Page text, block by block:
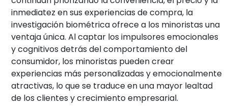
inmediatez en sus experiencias de compra, la
investigación biométrica ofrece a los minoristas una
ventaja única. Al captar los impulsores emocionales
y cognitivos detrás del comportamiento del
consumidor, los minoristas pueden crear
experiencias más personalizadas y emocionalmente
atractivas, lo que se traduce en una mayor lealtad
de los clientes y crecimiento empresarial.